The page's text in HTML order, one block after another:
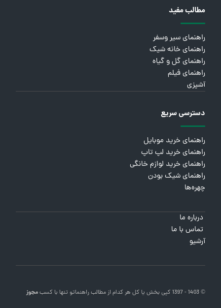
مطالب مفید
راهنمای سیر وسفر
راهنمای خانه شیک
راهنمای گل و گیاه
راهنمای فیلم
آشپزی
دسترسی سریع
راهنمای خرید موبایل
راهنمای خرید لپ تاپ
راهنمای خرید لوازم خانگی
راهنمای شیک بودن
چهره‌ها
درباره ما
تماس با ما
آرشیو
© 1403 - 1397 کپی بخش یا کل هر کدام از مطالب راهنماتو تنها با کسبمجوز